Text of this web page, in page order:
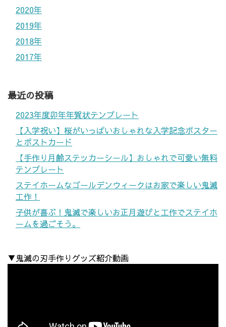
2020年
2019年
2018年
2017年
最近の投稿
2023年度卯年年賀状テンプレート
【入学祝い】桜がいっぱいおしゃれな入学記念ポスター
とポストカード
【手作り月齢ステッカーシール】おしゃれで可愛い無料
テンプレート
ステイホームなゴールデンウィークはお家で楽しい鬼滅
工作！
子供が喜ぶ！鬼滅で楽しいお正月遊びと工作でステイホ
ームを過ごそう。
▼鬼滅の刃手作りグッズ紹介動画